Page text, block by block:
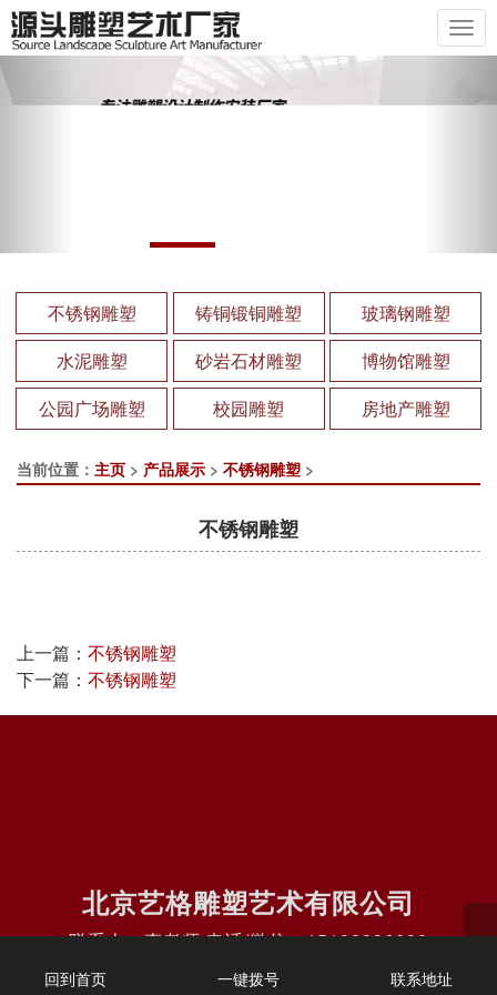
不锈钢雕塑 铸铜锻铜雕塑
玻璃钢雕塑
水泥雕塑
砂岩石材雕塑
博物馆雕塑
公园广场雕塑
校园雕塑 房地产雕塑
当前位置： 主页 > 产品展示 > 不锈钢雕塑 >
不锈钢雕塑
上一篇： 不锈钢雕塑
下一篇： 不锈钢雕塑
北京艺格雕塑艺术有限公司
联系人：李老师 电话/微信：15102236608
地址：北京上街区科学大道与淮阳路交汇北500米路南
回到首页 一键拨号 联系地址